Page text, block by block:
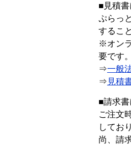
■見積
ぷらっ
するこ
※オン
要です。
⇒一般
⇒ 見積
■請求
ご注文
してお
尚、請